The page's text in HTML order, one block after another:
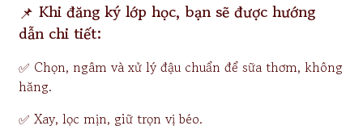
📌 Khi đăng ký lớp học, bạn sẽ được hướng
dẫn chi tiết:
✅ Chọn, ngâm và xử lý đậu chuẩn để sữa thơm, không
hăng.
✅ Xay, lọc mịn, giữ trọn vị béo.